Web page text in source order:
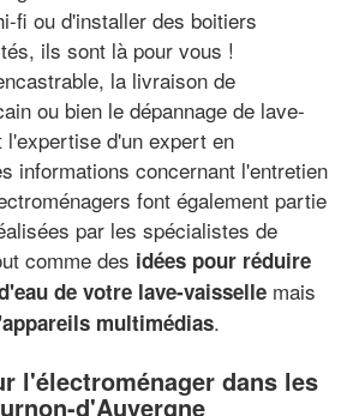
fi ou d'installer des boitiers
ils sont là pour vous !
la livraison de
ou bien le dépannage de lave-
d'un expert en
informations concernant l'entretien
font également partie
par les spécialistes de
comme des idées pour réduire
de votre lave-vaisselle mais
multimédias.
l'électroménager dans les
d'Auvergne